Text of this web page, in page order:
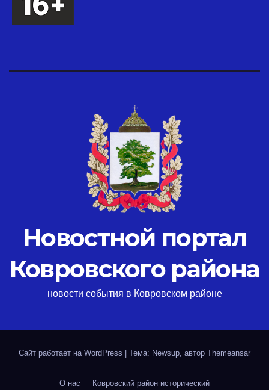
Новостной портал
Ковровского района
новости события в Ковровском районе
Сайт работает на WordPress Тема: Newsup, автор Themeansar
О нас Ковровский район исторический